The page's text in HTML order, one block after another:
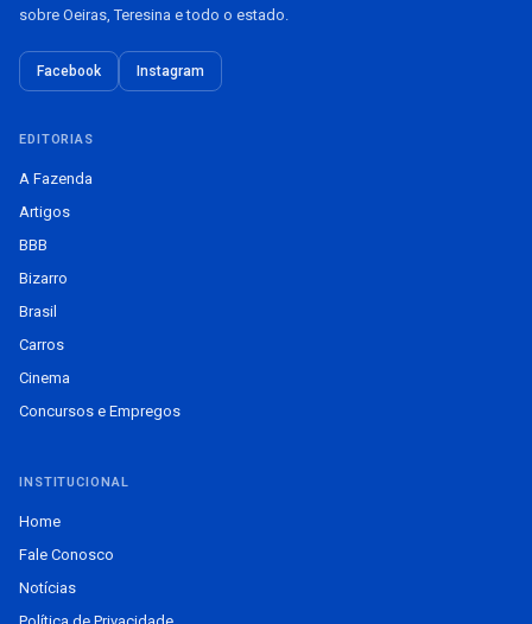
sobre Oeiras, Teresina e todo o estado.
Facebook Instagram
EDITORIAS
A Fazenda
Artigos
BBB
Bizarro
Brasil
Carros
Cinema
Concursos e Empregos
INSTITUCIONAL
Home
Fale Conosco
Notícias